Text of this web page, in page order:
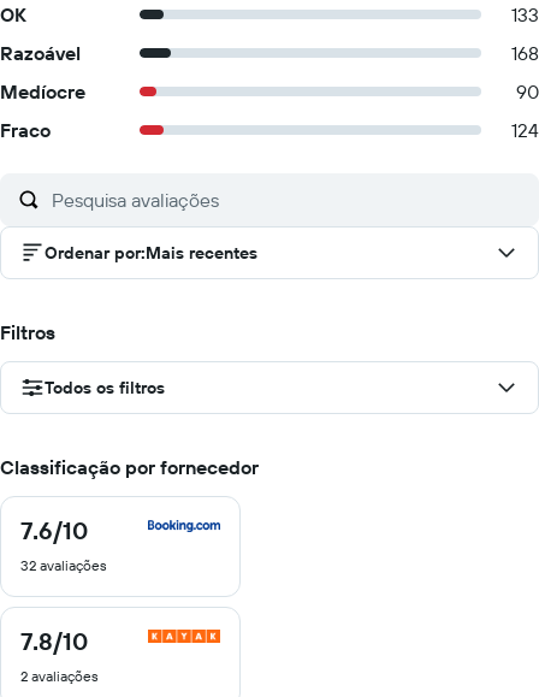
OK
133
Razoável
168
Medíocre
90
Fraco
124
Ordenar por:Mais recentes
Filtros
Todos os filtros
Classificação por fornecedor
7.6/10
7.6
10
32 avaliações
7.8/10
7.8
10
2 avaliações